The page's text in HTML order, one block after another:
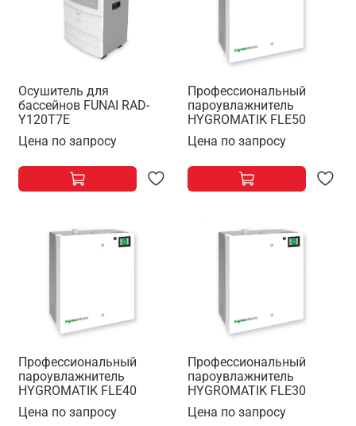
Осушитель для
бассейнов FUNAI RAD-
Y120T7E
Цена по запросу
Профессиональный
пароувлажнитель
HYGROMATIK FLE50
Цена по запросу
Профессиональный
пароувлажнитель
HYGROMATIK FLE40
Цена по запросу
Профессиональный
пароувлажнитель
HYGROMATIK FLE30
Цена по запросу